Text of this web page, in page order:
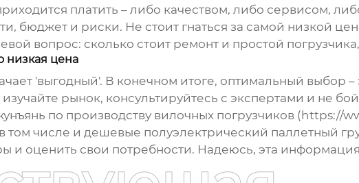
платить – либо качеством, либо сервисом,
бюджет и риски. Не стоит гнаться за самой низкой
вопрос: сколько стоит ремонт и простой
низкая цена
'выгодный'. В конечном итоге, оптимальный выбор
рынок, консультируйтесь с экспертами и не
по производству вилочных погрузчиков (https://
том числе и дешевые полуэлектрический паллетный
и оценить свои потребности. Надеюсь, эта